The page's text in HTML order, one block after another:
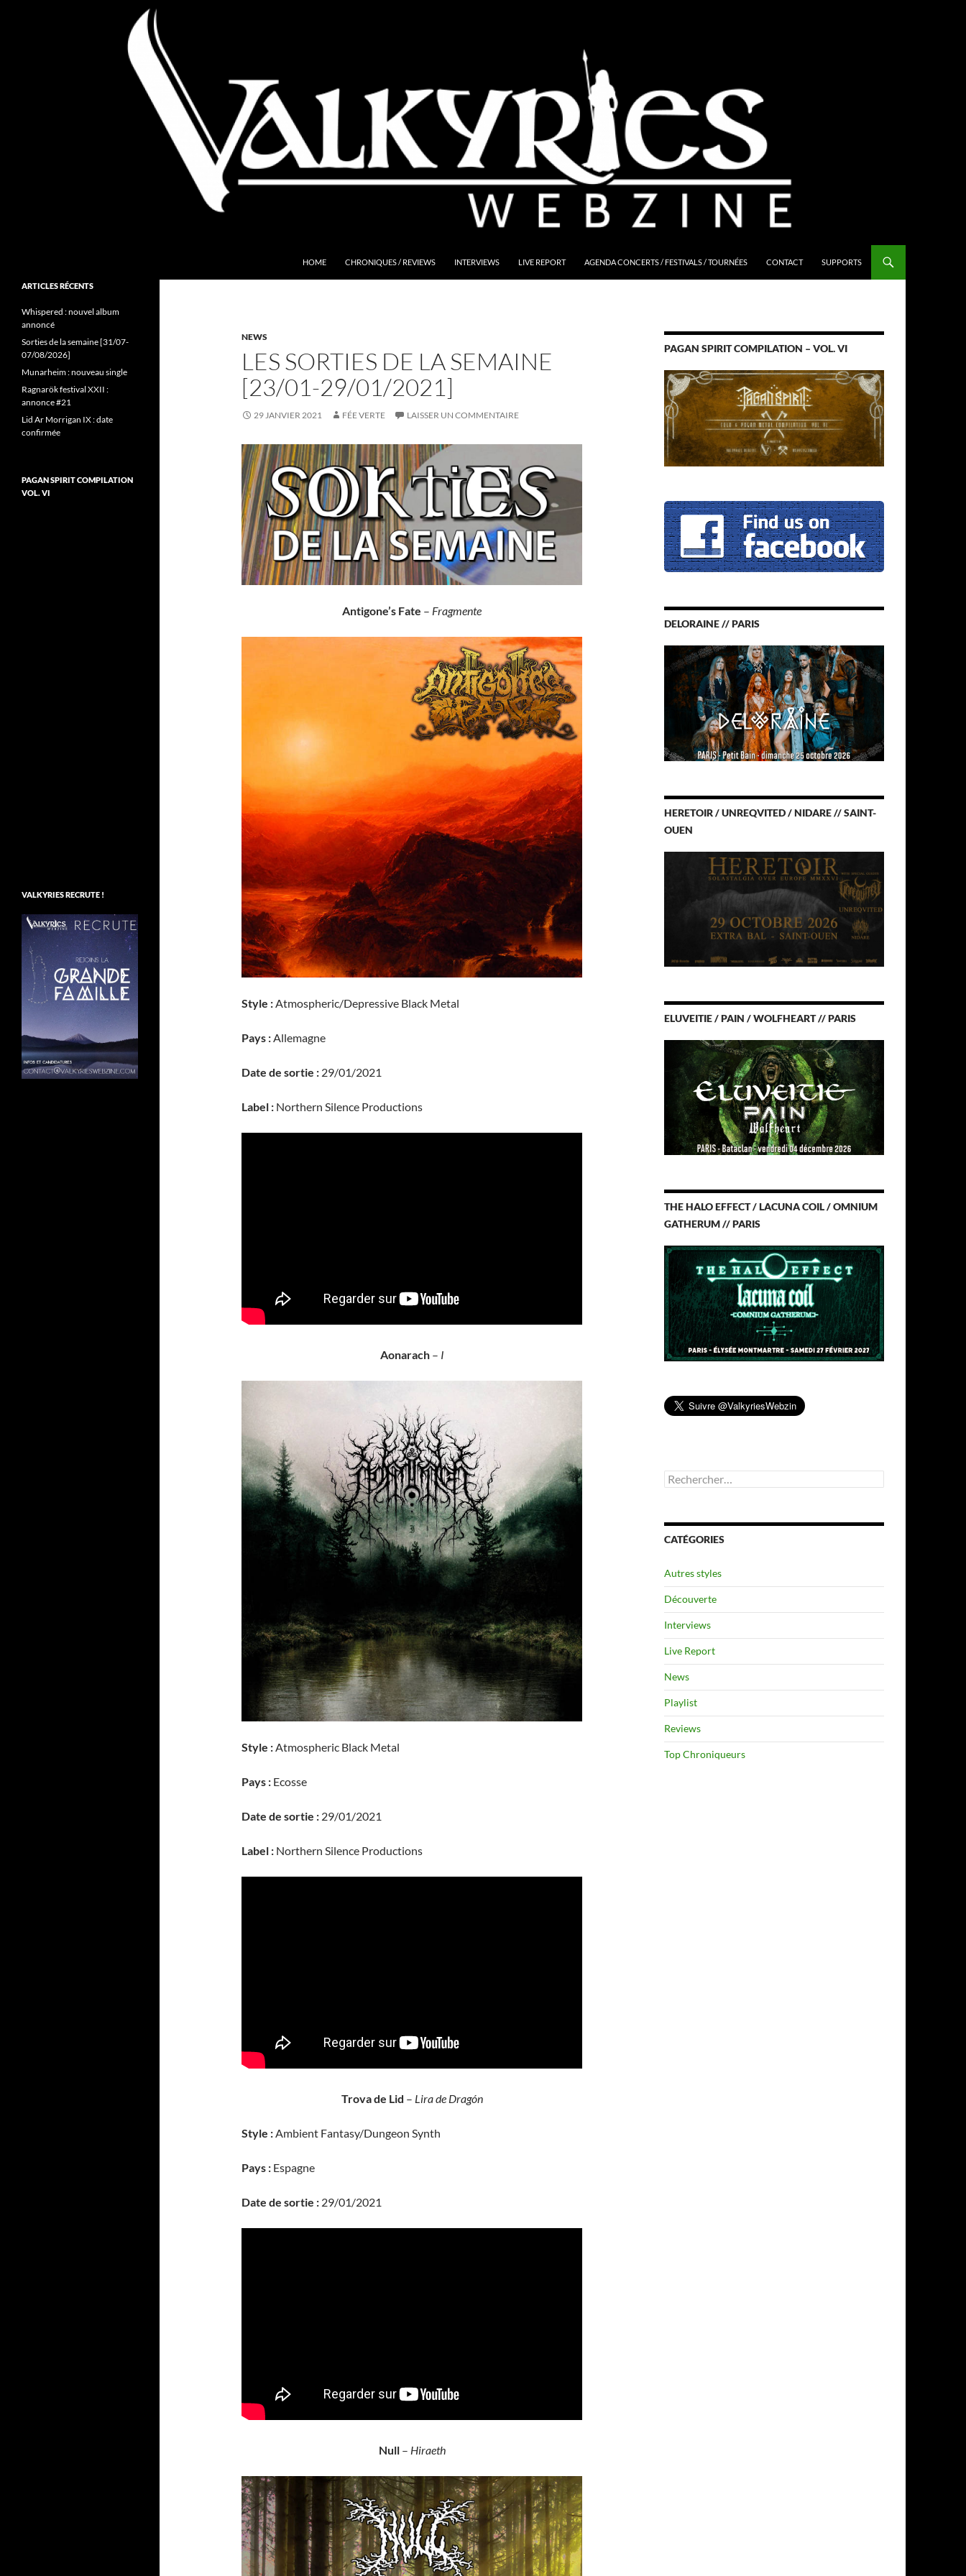
HOME CHRONIQUES / REVIEWS INTERVIEWS LIVE REPORT AGENDA CONCERTS / FESTIVALS / TOURNÉES CONTACT SUPPORTS
NEWS
LES SORTIES DE LA SEMAINE
[23/01-29/01/2021]
29 JANVIER 2021 FÉE VERTE LAISSER UN COMMENTAIRE
Antigone’s Fate – Fragmente
Style :Atmospheric/Depressive Black Metal
Pays :Allemagne
Date de sortie : 29/01/2021
Label : Northern Silence Productions
Aonarach– I
Style :Atmospheric Black Metal
Pays : Ecosse
Date de sortie : 29/01/2021
Label : Northern Silence Productions
Trova de Lid – Lira de Dragón
Style :Ambient Fantasy/Dungeon Synth
Pays : Espagne
Date de sortie : 29/01/2021
Null– Hiraeth
PAGAN SPIRIT COMPILATION – VOL. VI
DELORAINE // PARIS
HERETOIR / UNREQVITED / NIDARE // SAINT-
OUEN
ELUVEITIE / PAIN / WOLFHEART // PARIS
THE HALO EFFECT / LACUNA COIL / OMNIUM
GATHERUM // PARIS
Rechercher :
CATÉGORIES
Autres styles
Découverte
Interviews
Live Report
News
Playlist
Reviews
Top Chroniqueurs
Folk Pagan Webzine
ARTICLES RÉCENTS
Whispered : nouvel album
annoncé
Sorties de la semaine [31/07-
07/08/2026]
Munarheim : nouveau single
Ragnarök festival XXII :
annonce #21
Lid Ar Morrigan IX : date
confirmée
PAGAN SPIRIT COMPILATION
VOL. VI
VALKYRIES RECRUTE !